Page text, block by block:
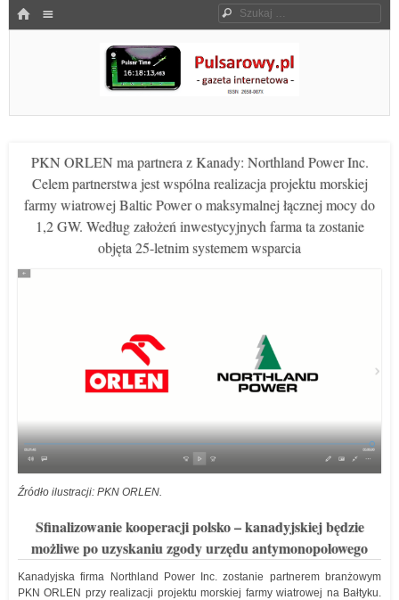
HOME Szukaj
Pulsarowy.pl
PKN ORLEN ma partnera z Kanady: Northland Power Inc.
Celem partnerstwa jest wspólna realizacja projektu morskiej
farmy wiatrowej Baltic Power o maksymalnej łącznej mocy do
1,2 GW. Według założeń inwestycyjnych farma ta zostanie
objęta 25-letnim systemem wsparcia
Źródło ilustracji: PKN ORLEN.
Sfinalizowanie kooperacji polsko – kanadyjskiej będzie
możliwe po uzyskaniu zgody urzędu antymonopolowego
Kanadyjska firma Northland Power Inc. zostanie partnerem branżowym
PKN ORLEN przy realizacji projektu morskiej farmy wiatrowej na Bałtyku.